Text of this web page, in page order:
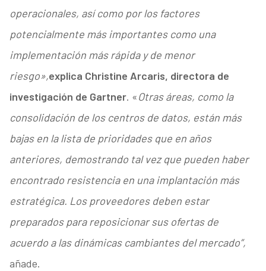
operacionales, así como por los factores
potencialmente más importantes como una
implementación más rápida y de menor
riesgo»,explica Christine Arcaris, directora de
investigación de Gartner. «Otras áreas, como la
consolidación de los centros de datos, están más
bajas en la lista de prioridades que en años
anteriores, demostrando tal vez que pueden haber
encontrado resistencia en una implantación más
estratégica. Los proveedores deben estar
preparados para reposicionar sus ofertas de
acuerdo a las dinámicas cambiantes del mercado”,
añade.